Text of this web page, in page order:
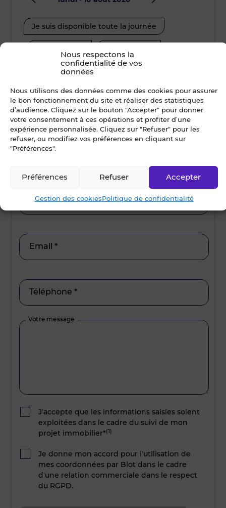
Nous respectons la
confidentialité de vos
données
Nous utilisons des données comme des cookies pour assurer
le bon fonctionnement du site et réaliser des statistiques
d’audience. Cliquez sur le bouton "Accepter" pour donner
votre consentement à ces opérations et profiter d’une
expérience personnalisée. Cliquez sur "Refuser" pour les
refuser, ou modifiez vos préférences en cliquant sur
"Préférences".
Accepter
Refuser
Préférences
Gestion des cookiesPolitique de confidentialité
Je suis disponible toute la journée
15h30 - 17h00
15h30 -
Nom *
Ville *
Email *
Téléphone *
Votre message
J’accepte que les informations saisies soient
exploitées dans le cadre du suivi de mon
projet immobilier*(1)
Je donne mon accord pour l’utilisation de
mes coordonnées par Blot dans le cadre
d’une relation commerciale dans le respect
du RGPD.